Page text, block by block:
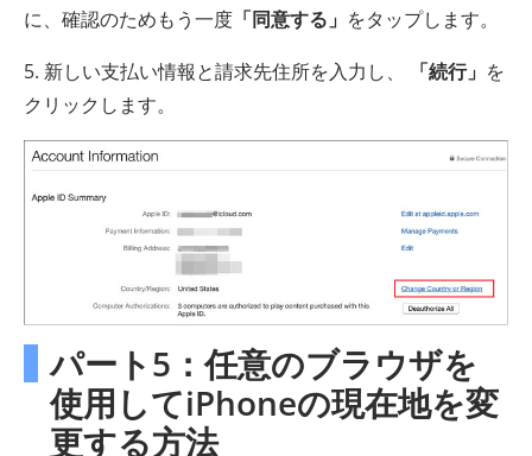
に、確認のためもう一度 「同意する」 をタップします。
5. 新しい支払い情報と請求先住所を入力し、
「続行」 を
クリックします。
パート5：任意のブラウザを
使用してiPhoneの現在地を変
更する方法